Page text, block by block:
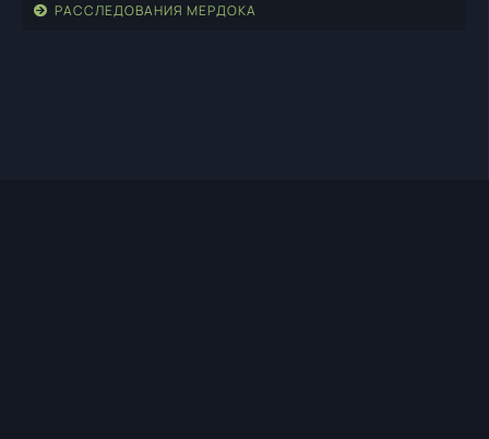
РАССЛЕДОВАНИЯ МЕРДОКА